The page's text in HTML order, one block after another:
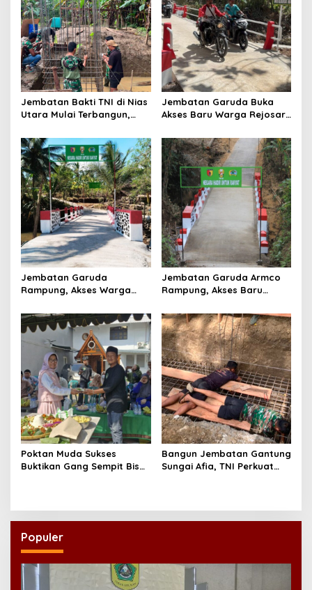
g
a
t
i
o
n
Jembatan Bakti TNI di Nias
Utara Mulai Terbangun,
Pulih
Jembatan Garuda Buka
Akses Baru Warga Rejosari,
Hasil Panen Kian Lancar
Jembatan Garuda
Rampung, Akses Warga
Pertanian Kian Lancar
Jembatan Garuda Armco
Rampung, Akses Baru
Dongkrak Mobilitas dan
Ekonomi Warga
Poktan Muda Sukses
Buktikan Gang Sempit Bisa
Bangun Jembatan Gantung
Sungai Afia, TNI Perkuat
Populer